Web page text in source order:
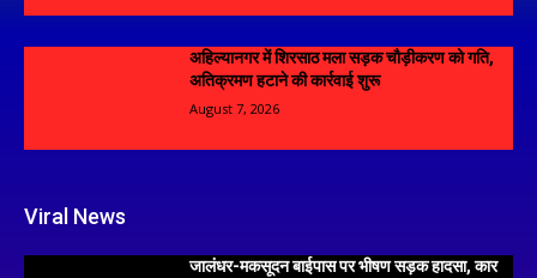
अहिल्यानगर में शिरसाठ मला सड़क चौड़ीकरण को गति,
अतिक्रमण हटाने की कार्रवाई शुरू
August 7, 2026
Viral News
जालंधर-मकसूदन बाईपास पर भीषण सड़क हादसा, कार